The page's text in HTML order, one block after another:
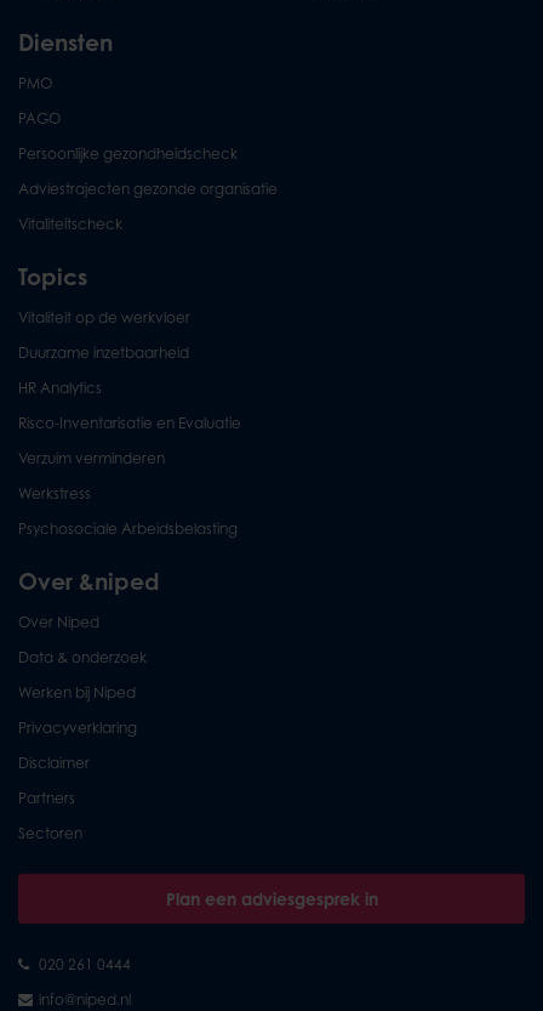
Diensten
PMO
PAGO
Persoonlijke gezondheidscheck
Adviestrajecten gezonde organisatie
Vitaliteitscheck
Topics
Vitaliteit op de werkvloer
Duurzame inzetbaarheid
HR Analytics
Risco-Inventarisatie en Evaluatie
Verzuim verminderen
Werkstress
Psychosociale Arbeidsbelasting
Over &niped
Over Niped
Data & onderzoek
Werken bij Niped
Privacyverklaring
Disclaimer
Partners
Sectoren
Plan een adviesgesprek in
020 261 0444
info@niped.nl